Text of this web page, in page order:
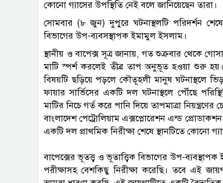
কোনো গ্যাসের উপস্থিতি নেই বলে জানিয়েছেন তারা।
সোমবার (৮ জুন) দুপুরে ঘটনাস্থলটি পরিদর্শন
বিভাগের উপ-ব্যবসস্থাপক ইমামুল ইসলাম।
স্থানীয় ও বাপেক্স সূত্র জানায়, গত শুক্রবার থেকে
মাটি স্পর্শ করলেই তীব্র তাপ অনুভূত হওয়া শুরু হয়।
বিষয়টি ছড়িয়ে পড়লে কৌতূহলী মানুষ ঘটনাস্থলে
ফায়ার সার্ভিসের একটি দল ঘটনাস্থলে পৌঁছে
মাটির নিচে গর্ত করে পানি দিয়ে তাপমাত্রা
বাংলাদেশ পেট্রোলিয়াম এক্সপ্লোরেশন এন্ড
একটি দল প্রাথমিক নিরীক্ষা শেষে স্থানটিতে কোনো
বাপেক্সের ভূতত্ত্ব ও ভূতাত্ত্বিক বিভাগের উপ-
পরীক্ষাসহ বেশকিছু নিরীক্ষা করেছি। তবে এই